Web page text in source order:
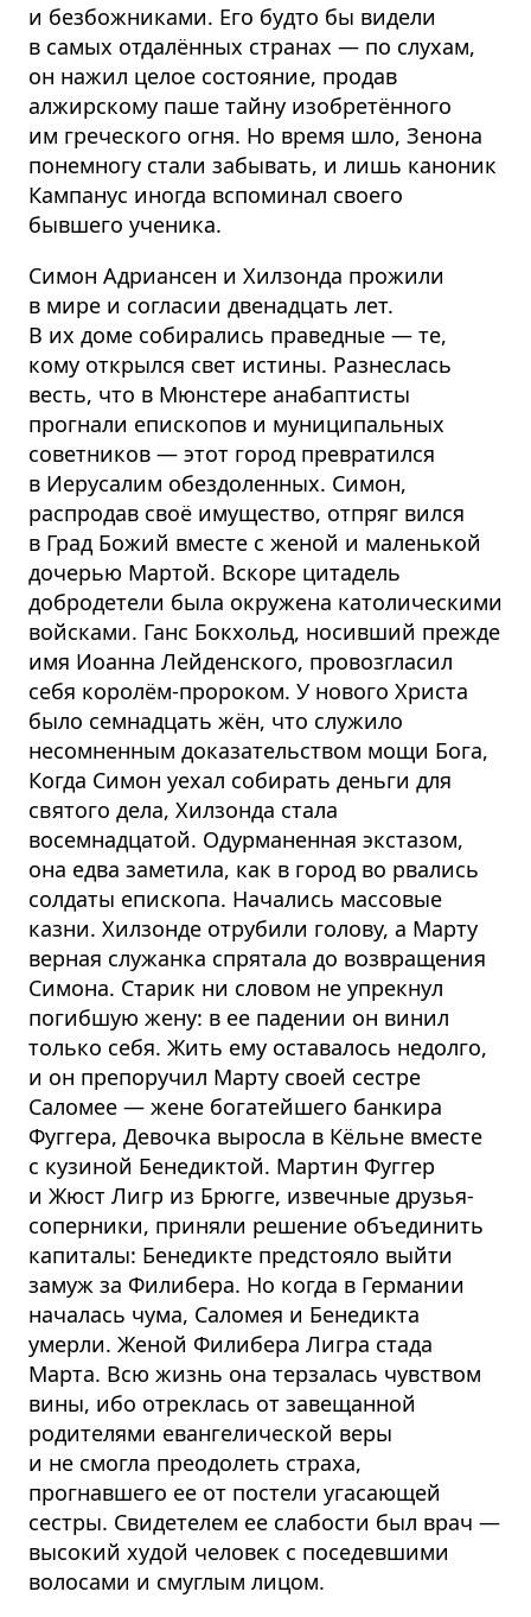
и безбожниками. Его будто бы видели
в самых отдалённых странах — по слухам,
он нажил целое состояние, продав
алжирскому паше тайну изобретённого
им греческого огня. Но время шло, Зенона
понемногу стали забывать, и лишь каноник
Кампанус иногда вспоминал своего
бывшего ученика.
Симон Адриансен и Хилзонда прожили
в мире и согласии двенадцать лет.
В их доме собирались праведные — те,
кому открылся свет истины. Разнеслась
весть, что в Мюнстере анабаптисты
прогнали епископов и муниципальных
советников — этот город превратился
в Иерусалим обездоленных. Симон,
распродав своё имущество, отпряг вился
в Град Божий вместе с женой и маленькой
дочерью Мартой. Вскоре цитадель
добродетели была окружена католическими
войсками. Ганс Бокхольд, носивший прежде
имя Иоанна Лейденского, провозгласил
себя королём-пророком. У нового Христа
было семнадцать жён, что служило
несомненным доказательством мощи Бога,
Когда Симон уехал собирать деньги для
святого дела, Хилзонда стала
восемнадцатой. Одурманенная экстазом,
она едва заметила, как в город во рвались
солдаты епископа. Начались массовые
казни. Хилзонде отрубили голову, а Марту
верная служанка спрятала до возвращения
Симона. Старик ни словом не упрекнул
погибшую жену: в ее падении он винил
только себя. Жить ему оставалось недолго,
и он препоручил Марту своей сестре
Саломее — жене богатейшего банкира
Фуггера, Девочка выросла в Кёльне вместе
с кузиной Бенедиктой. Мартин Фуггер
и Жюст Лигр из Брюгге, извечные друзья-
соперники, приняли решение объединить
капиталы: Бенедикте предстояло выйти
замуж за Филибера. Но когда в Германии
началась чума, Саломея и Бенедикта
умерли. Женой Филибера Лигра стада
Марта. Всю жизнь она терзалась чувством
вины, ибо отреклась от завещанной
родителями евангелической веры
и не смогла преодолеть страха,
прогнавшего ее от постели угасающей
сестры. Свидетелем ее слабости был врач —
высокий худой человек с поседевшими
волосами и смуглым лицом.